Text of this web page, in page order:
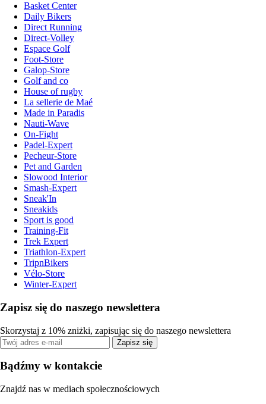
Basket Center
Daily Bikers
Direct Running
Direct-Volley
Espace Golf
Foot-Store
Galop-Store
Golf and co
House of rugby
La sellerie de Maé
Made in Paradis
Nauti-Wave
On-Fight
Padel-Expert
Pecheur-Store
Pet and Garden
Slowood Interior
Smash-Expert
Sneak'In
Sneakids
Sport is good
Training-Fit
Trek Expert
Triathlon-Expert
TripnBikers
Vélo-Store
Winter-Expert
Zapisz się do naszego newslettera
Skorzystaj z 10% zniżki, zapisując się do naszego newslettera
Zapisz się
Bądźmy w kontakcie
Znajdź nas w mediach społecznościowych